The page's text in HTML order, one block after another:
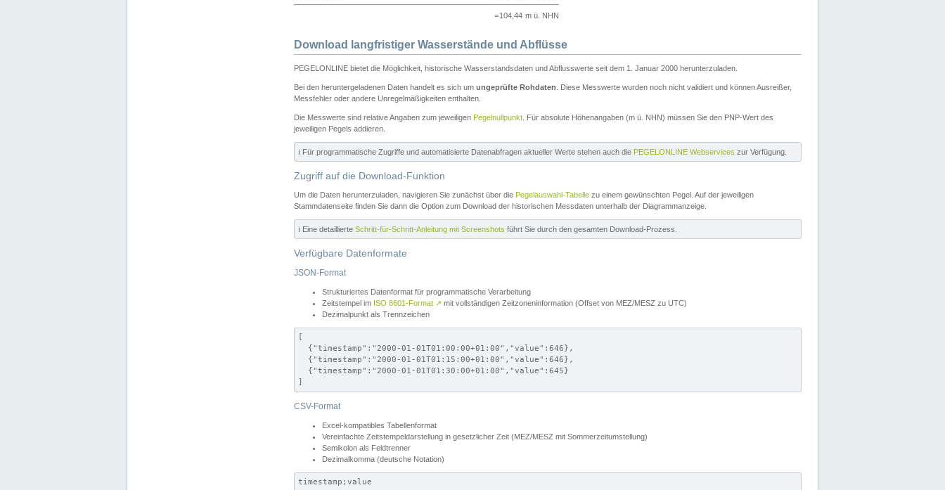
=104,44 m ü. NHN
Download langfristiger Wasserstände und Abflüsse
PEGELONLINE bietet die Möglichkeit, historische Wasserstandsdaten und Abflusswerte seit dem 1. Januar 2000 herunterzuladen.
Bei den heruntergeladenen Daten handelt es sich um ungeprüfte Rohdaten . Diese Messwerte wurden noch nicht validiert und können Ausreißer,
Messfehler oder andere Unregelmäßigkeiten enthalten.
Die Messwerte sind relative Angaben zum jeweiligen Pegelnullpunkt . Für absolute Höhenangaben (m ü. NHN) müssen Sie den PNP-Wert des
jeweiligen Pegels addieren.
ℹ️ Für programmatische Zugriffe und automatisierte Datenabfragen aktueller Werte stehen auch die PEGELONLINE Webservices zur Verfügung.
Zugriff auf die Download-Funktion
Um die Daten herunterzuladen, navigieren Sie zunächst über die Pegelauswahl-Tabelle zu einem gewünschten Pegel. Auf der jeweiligen
Stammdatenseite finden Sie dann die Option zum Download der historischen Messdaten unterhalb der Diagrammanzeige.
ℹ️ Eine detaillierte Schritt-für-Schritt-Anleitung mit Screenshots führt Sie durch den gesamten Download-Prozess.
Verfügbare Datenformate
JSON-Format
Strukturiertes Datenformat für programmatische Verarbeitung
Zeitstempel im ISO 8601-Format ↗ mit vollständigen Zeitzoneninformation (Offset von MEZ/MESZ zu UTC)
Dezimalpunkt als Trennzeichen
[
  {"timestamp":"2000-01-01T01:00:00+01:00","value":646},
  {"timestamp":"2000-01-01T01:15:00+01:00","value":646},
  {"timestamp":"2000-01-01T01:30:00+01:00","value":645}
]
CSV-Format
Excel-kompatibles Tabellenformat
Vereinfachte Zeitstempeldarstellung in gesetzlicher Zeit (MEZ/MESZ mit Sommerzeitumstellung)
Semikolon als Feldtrenner
Dezimalkomma (deutsche Notation)
timestamp;value